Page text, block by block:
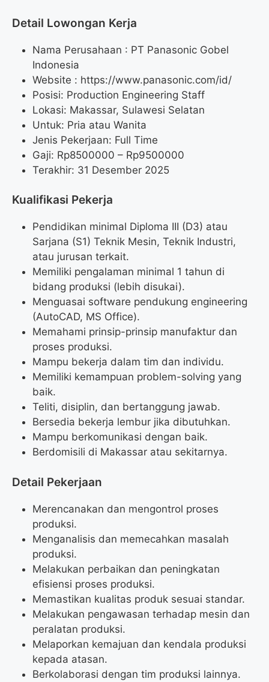
Detail Lowongan Kerja
Nama Perusahaan : PT Panasonic Gobel
Indonesia
Website : https://www.panasonic.com/id/
Posisi: Production Engineering Staff
Lokasi: Makassar, Sulawesi Selatan
Untuk: Pria atau Wanita
Jenis Pekerjaan: Full Time
Gaji: Rp8500000 – Rp9500000
Terakhir: 31 Desember 2025
Kualifikasi Pekerja
Pendidikan minimal Diploma III (D3) atau
Sarjana (S1) Teknik Mesin, Teknik Industri,
atau jurusan terkait.
Memiliki pengalaman minimal 1 tahun di
bidang produksi (lebih disukai).
Menguasai software pendukung engineering
(AutoCAD, MS Office).
Memahami prinsip-prinsip manufaktur dan
proses produksi.
Mampu bekerja dalam tim dan individu.
Memiliki kemampuan problem-solving yang
baik.
Teliti, disiplin, dan bertanggung jawab.
Bersedia bekerja lembur jika dibutuhkan.
Mampu berkomunikasi dengan baik.
Berdomisili di Makassar atau sekitarnya.
Detail Pekerjaan
Merencanakan dan mengontrol proses
produksi.
Menganalisis dan memecahkan masalah
produksi.
Melakukan perbaikan dan peningkatan
efisiensi proses produksi.
Memastikan kualitas produk sesuai standar.
Melakukan pengawasan terhadap mesin dan
peralatan produksi.
Melaporkan kemajuan dan kendala produksi
kepada atasan.
Berkolaborasi dengan tim produksi lainnya.